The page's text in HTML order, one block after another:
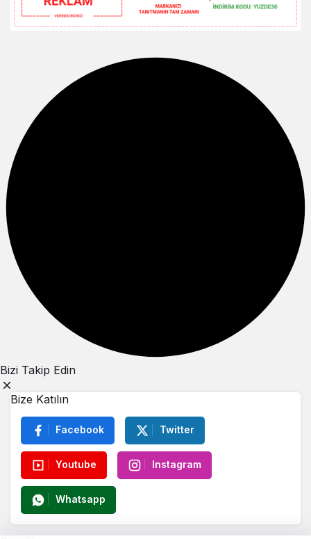
Bizi Takip Edin
Bize Katılın
Facebook Twitter
Youtube Instagram
Whatsapp